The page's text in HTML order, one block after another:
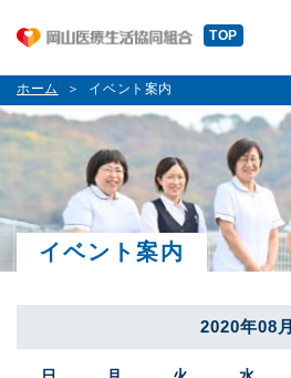
TOP
ホーム イベント案内
イベント案内
2020年08月